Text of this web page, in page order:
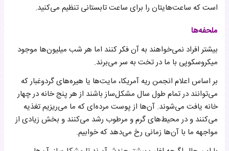
است که ساعت‌هایتان را برای ساعت تابستانی تنظیم می‌کنید.
ملحفه‌ها
بیشتر افراد نمی‌خواهند به آن فکر کنند اما هر شب میلیون‌ها موجود
میکروسکوپی با ما در تخت به سر می‌برند.
بر اساس اعلام انجمن ریه آمریکا، مایت‌ها یا هیره‌های گردوغبار که
می‌توانند در تمام طول سال مشکل‌ساز باشند از هر پنج خانه در چهار
خانه یافت می‌شوند. آن‌ها از پوست مرده‌ای که ما می‌ریزیم تغذیه
می‌کنند و در محیط‌های گرم و مرطوب رشد می‌کنند و بخش زیادی از
مواجهه ما با آن‌ها زمانی رخ می‌دهد که خوابیم.